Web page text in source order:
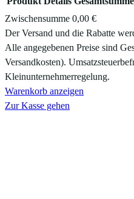
Produkte
im
Warenkorb
Zwischensumme 0,00 €
Der Versand und die Rabatte
Alle angegebenen Preise sind
Versandkosten).
Kleinunternehmerregelung.
Warenkorb anzeigen
Zur Kasse gehen